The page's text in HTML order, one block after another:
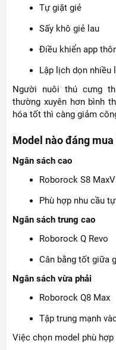
Tự giặt giẻ
Sấy khô giẻ lau
Điều khiển app
Lập lịch dọn nhiều
Người nuôi thú cưng
thường xuyên hơn bình
hóa tốt thì càng giảm
Model nào đáng
Ngân sách cao
Roborock S8
Phù hợp nhu cầu
Ngân sách trung cao
Roborock Q Revo
Cân bằng tốt giữa
Ngân sách vừa phải
Roborock Q8 Max
Tập trung mạnh
Việc chọn model phù hợp